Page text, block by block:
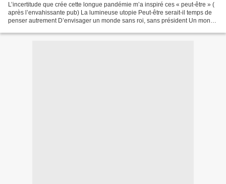
L’incertitude que crée cette longue pandémie m’a inspiré ces « peut-être » (
après l’envahissante pub) La lumineuse utopie Peut-être serait-il temps de
penser autrement D’envisager un monde sans roi, sans président Un monde